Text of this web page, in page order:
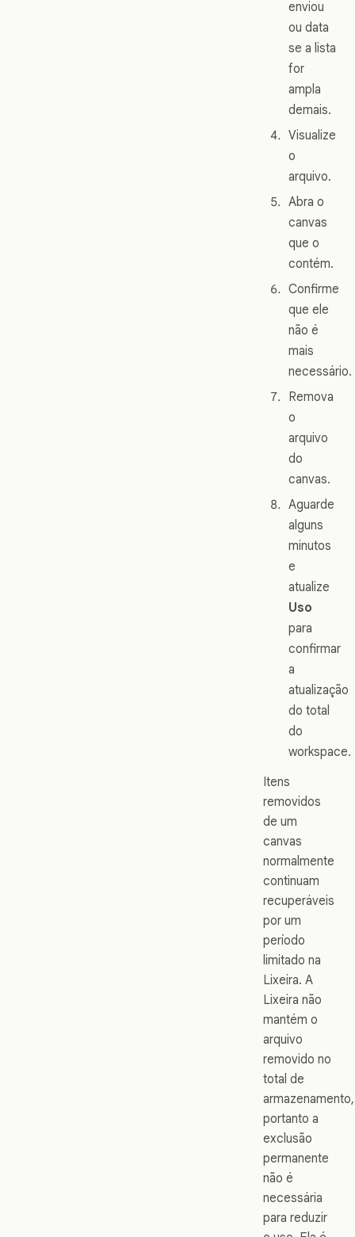
enviou
ou data
se a lista
for
ampla
demais.
Visualize
o
arquivo.
Abra o
canvas
que o
contém.
Confirme
que ele
não é
mais
necessário.
Remova
o
arquivo
do
canvas.
Aguarde
alguns
minutos
e
atualize
Uso
para
confirmar
a
atualização
do total
do
workspace.
Itens
removidos
de um
canvas
normalmente
continuam
recuperáveis
por um
período
limitado na
Lixeira. A
Lixeira não
mantém o
arquivo
removido no
total de
armazenamento,
portanto a
exclusão
permanente
não é
necessária
para reduzir